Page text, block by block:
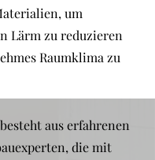
um
Lärm zu reduzieren
Raumklima zu
aus erfahrenen
die mit